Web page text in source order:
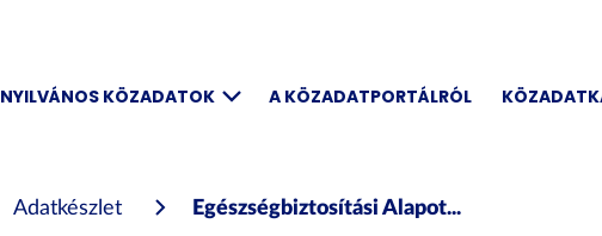
NYILVÁNOS KÖZADATOK A KÖZADATPORTÁLRÓL
Adatkészlet Egészségbiztosítási Alapot...